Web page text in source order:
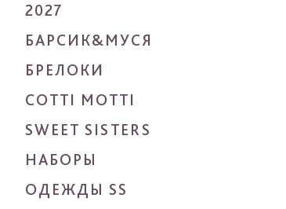
2027
БАРСИК&МУСЯ
БРЕЛОКИ
COTTI MOTTI
SWEET SISTERS
НАБОРЫ
ОДЕЖДЫ SS